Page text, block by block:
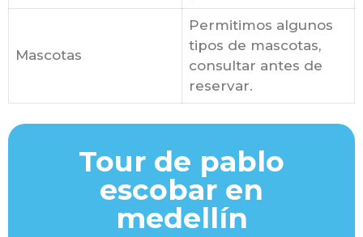
Mascotas
Permitimos algunos
tipos de mascotas,
consultar antes de
reservar.
Tour de pablo
escobar en
medellín